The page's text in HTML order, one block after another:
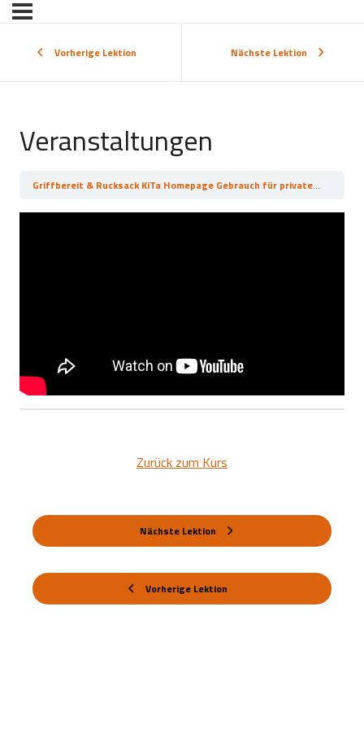
Vorherige Lektion Nächste Lektion
Veranstaltungen
Griffbereit & Rucksack KiTa Homepage Gebrauch für private Konten
Vorherige Lektion
Zurück zum Kurs
Nächste Lektion